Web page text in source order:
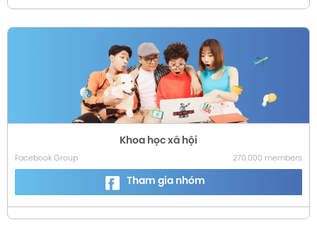
Khoa học xã hội
Facebook Group 270.000 members
Tham gia nhóm